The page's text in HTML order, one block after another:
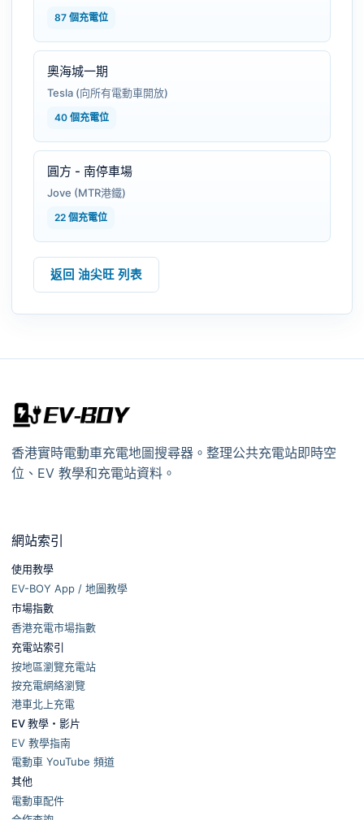
87 個充電位
奧海城一期
Tesla (向所有電動車開放)
40 個充電位
圓方 - 南停車場
Jove (MTR港鐵)
22 個充電位
返回 油尖旺 列表
香港實時電動車充電地圖搜尋器。整理公共充電站即時空
位、EV 教學和充電站資料。
網站索引
使用教學
EV-BOY App / 地圖教學
市場指數
香港充電市場指數
充電站索引
按地區瀏覽充電站
按充電網絡瀏覽
港車北上充電
EV 教學・影片
EV 教學指南
電動車 YouTube 頻道
其他
電動車配件